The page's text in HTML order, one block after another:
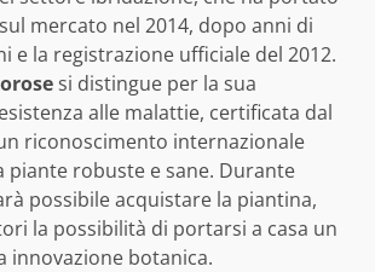
mercato nel 2014, dopo anni di
e la registrazione ufficiale del 2012.
si distingue per la sua
alle malattie, certificata dal
riconoscimento internazionale
piante robuste e sane. Durante
possibile acquistare la piantina,
la possibilità di portarsi a casa un
innovazione botanica.